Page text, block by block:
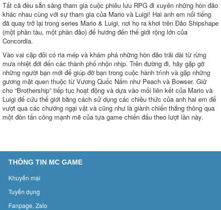
Tất cả đều sẵn sàng tham gia cuộc phiêu lưu RPG đi xuyên những hòn đảo
khác nhau cùng với sự tham gia của Mario và Luigi! Hai anh em nổi tiếng
đã quay trở lại trong series Mario & Luigi, nơi họ ra khơi trên Đảo Shipshape
(một phần tàu, một phần đảo) để hướng đến thế giới rộng lớn của
Concordia.
Vào vai cặp đôi có ria mép và khám phá những hòn đảo trải dài từ rừng
mưa nhiệt đới đến các thành phố nhộn nhịp. Trên đường đi, hãy gặp gỡ
những người bạn mới để giúp đỡ bạn trong cuộc hành trình và gặp những
gương mặt quen thuộc từ Vương Quốc Nấm như Peach và Bowser. Giữ
cho “Brothership” tiếp tục hoạt động và dựa vào mối liên kết của Mario và
Luigi để cứu thế giới bằng cách sử dụng các chiêu thức của anh hai em để
vượt qua các chướng ngại vật và cũng như là giành chiến thắng thông qua
một đòn tấn công mạnh mẽ của tựa game chiến đấu theo lượt lần này.
THÔNG TIN MC GAME
Khuyến mại
Tuyển dụng
Fanpage, Zalo